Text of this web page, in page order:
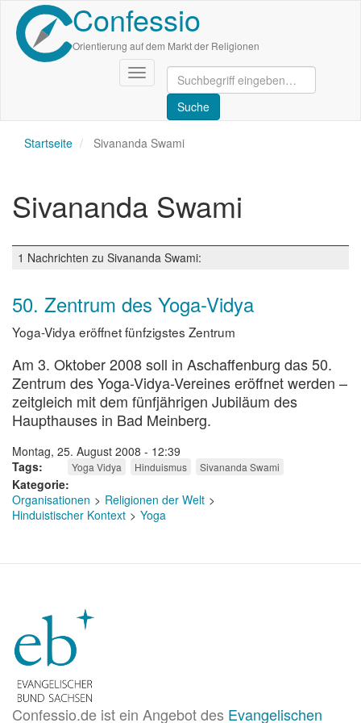
Direkt
zum
Inhalt
Confessio
Orientierung auf dem Markt der Religionen
Navigation
aktivieren/deaktivieren
Startseite Sivananda Swami
Sivananda Swami
1 Nachrichten zu Sivananda Swami:
50. Zentrum des Yoga-Vidya
Yoga-Vidya eröffnet fünfzigstes Zentrum
Am 3. Oktober 2008 soll in Aschaffenburg das 50.
Zentrum des Yoga-Vidya-Vereines eröffnet werden –
zeitgleich mit dem fünfjährigen Jubiläum des
Haupthauses in Bad Meinberg.
Montag, 25. August 2008 - 12:39
Tags
Yoga Vidya Hinduismus Sivananda Swami
Kategorie
Organisationen
Religionen der Welt
Hinduistischer Kontext
Yoga
Confessio.de ist ein Angebot des Evangelischen